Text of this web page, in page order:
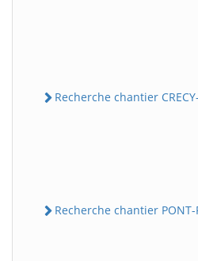
Recherche chantier
Recherche chantier PONT-